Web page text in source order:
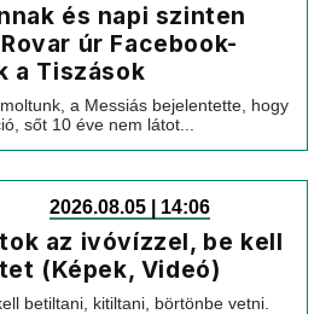
és napi szinten
úr Facebook-
a Tiszások
a Messiás bejelentette, hogy
sőt 10 éve nem látot...
2026.08.05 | 14:06
az ivóvízzel, be kell
(Képek, Videó)
betiltani, kitiltani, börtönbe vetni.